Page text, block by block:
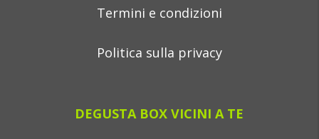
Termini e condizioni
Politica sulla privacy
DEGUSTA BOX VICINI A TE